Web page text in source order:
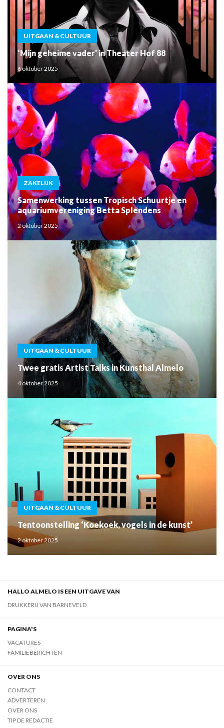
UITGAAN & CULTUUR
‘Mijn geheime vader’ in Theater Hof 88
6 oktober 2025
ZAKELIJK
Samenwerking tussen Tropisch Schuurtje en
aquariumvereniging Betta Splendens
2 oktober 2025
UITGAAN & CULTUUR
Twee gratis Artist Talks in Kunsthal Almelo
4 oktober 2025
UITGAAN & CULTUUR
Tentoonstelling ‘Koekoek, vogels in de kunst’
2 oktober 2025
HALLO ALMELO IS EEN UITGAVE VAN
DRUKKERIJ VAN BARNEVELD
PAGINA'S
VACATURES
FAMILIEBERICHTEN
OVER ONS
CONTACT
ADVERTEREN
OVER ONS
TIP DE REDACTIE